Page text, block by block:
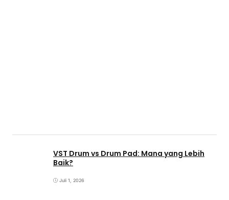
VST Drum vs Drum Pad: Mana yang Lebih
Baik?
Juli 1, 2026